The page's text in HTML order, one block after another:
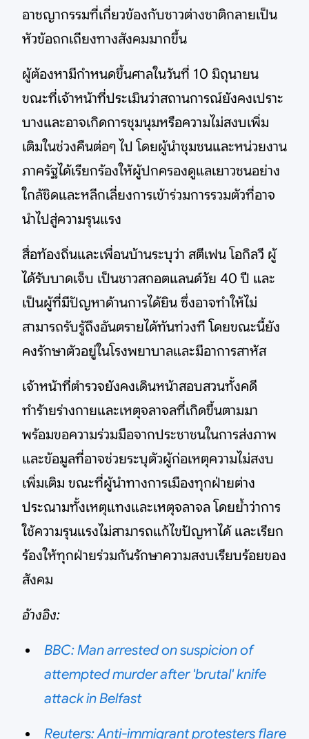
อาชญากรรมที่เกี่ยวข้องกับชาวต่างชาติกลายเป็น
หัวข้อถกเถียงทางสังคมมากขึ้น
ผู้ต้องหามีกำหนดขึ้นศาลในวันที่ 10 มิถุนายน
ขณะที่เจ้าหน้าที่ประเมินว่าสถานการณ์ยังคงเปราะ
บางและอาจเกิดการชุมนุมหรือความไม่สงบเพิ่ม
เติมในช่วงคืนต่อๆ ไป โดยผู้นำชุมชนและหน่วยงาน
ภาครัฐได้เรียกร้องให้ผู้ปกครองดูแลเยาวชนอย่าง
ใกล้ชิดและหลีกเลี่ยงการเข้าร่วมการรวมตัวที่อาจ
นำไปสู่ความรุนแรง
สื่อท้องถิ่นและเพื่อนบ้านระบุว่า สตีเฟน โอกิลวี ผู้
ได้รับบาดเจ็บ เป็นชาวสกอตแลนด์วัย 40 ปี และ
เป็นผู้ที่มีปัญหาด้านการได้ยิน ซึ่งอาจทำให้ไม่
สามารถรับรู้ถึงอันตรายได้ทันท่วงที โดยขณะนี้ยัง
คงรักษาตัวอยู่ในโรงพยาบาลและมีอาการสาหัส
เจ้าหน้าที่ตำรวจยังคงเดินหน้าสอบสวนทั้งคดี
ทำร้ายร่างกายและเหตุจลาจลที่เกิดขึ้นตามมา
พร้อมขอความร่วมมือจากประชาชนในการส่งภาพ
และข้อมูลที่อาจช่วยระบุตัวผู้ก่อเหตุความไม่สงบ
เพิ่มเติม ขณะที่ผู้นำทางการเมืองทุกฝ่ายต่าง
ประณามทั้งเหตุแทงและเหตุจลาจล โดยย้ำว่าการ
ใช้ความรุนแรงไม่สามารถแก้ไขปัญหาได้ และเรียก
ร้องให้ทุกฝ่ายร่วมกันรักษาความสงบเรียบร้อยของ
สังคม
อ้างอิง:
BBC: Man arrested on suspicion of
attempted murder after 'brutal' knife
attack in Belfast
Reuters: Anti-immigrant protesters flare